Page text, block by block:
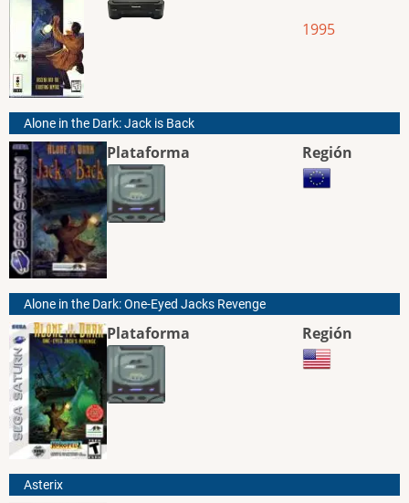
1995
Alone in the Dark: Jack is Back
Plataforma Región
Alone in the Dark: One-Eyed Jacks Revenge
Plataforma Región
Asterix